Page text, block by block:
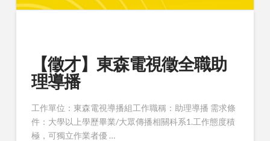
【徵才】東森電視徵全職助
理導播
工作單位：東森電視導播組工作職稱：助理導播 需求條
件：大學以上學歷畢業/大眾傳播相關科系1.工作態度積
極，可獨立作業者優 …